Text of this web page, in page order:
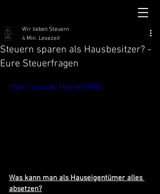
Steuern sparen als Hausbesitzer? -
Eure Steuerfragen
Wir lieben Steuern
4 Min. Lesezeit
https://youtu.be/FKpm6fnyFRU
Was kann man als Hauseigentümer alles
absetzen?